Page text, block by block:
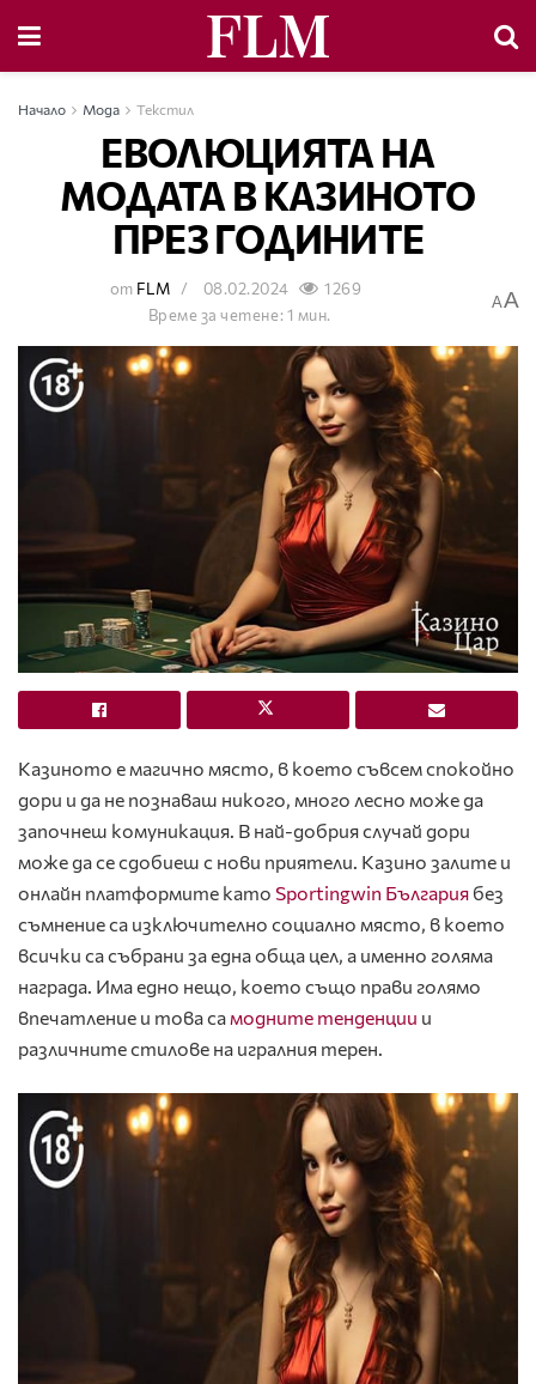
Начало Мода Текстил
ЕВОЛЮЦИЯТА НА
МОДАТА В КАЗИНОТО
ПРЕЗ ГОДИНИТЕ
от FLM 08.02.2024
1269
Време за четене: 1 мин.
AA
Казиното е магично място, в което съвсем спокойно
дори и да не познаваш никого, много лесно може да
започнеш комуникация. В най-добрия случай дори
може да се сдобиеш с нови приятели. Казино залите и
онлайн платформите като Sportingwin България без
съмнение са изключително социално място, в което
всички са събрани за една обща цел, а именно голяма
награда. Има едно нещо, което също прави голямо
впечатление и това са модните тенденции и
различните стилове на игралния терен.